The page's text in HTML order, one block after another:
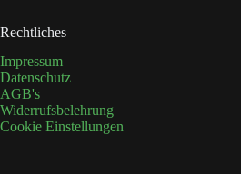
Rechtliches
Impressum
Datenschutz
AGB's
Widerrufsbelehrung
Cookie Einstellungen